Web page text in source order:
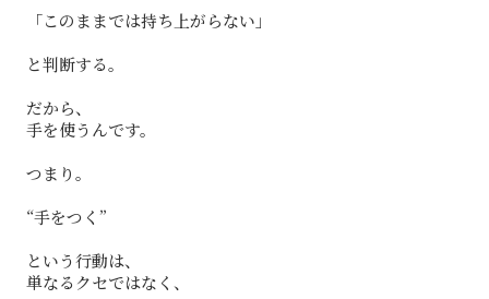
「このままでは持ち上がらない」
と判断する。
だから、
手を使うんです。
つまり。
“手をつく”
という行動は、
単なるクセではなく、